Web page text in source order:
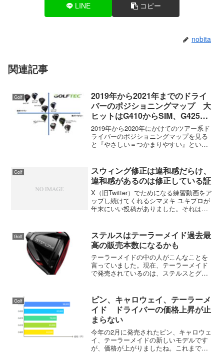
LINE コピー
nobita
関連記事
Golf
2019年から2021年までのドライ
バーのポジショニングマップ 大
ヒットはG410からSIM、G425か
らSIM2へ
2019年から2020年にかけてのツアー系ド
ライバーのポジショニングマップを見る
と『やさしい＝つかまりやすい』という
つかまるモデルに二分されているようで
した。最近のアマ...
Golf
スウィング修正は違和感だらけ、
違和感があるのは修正している証
X（旧Twitter）でためになる練習動画をア
ップし続けてくれるシマヌキ ユキプロが
年末にいい投稿がありました。それは、
が、まったくその通りで違和感があるの
は修正している...
Golf
ステルスはテーラーメイド過去最
高の販売本数になるかも
テーラーメイドの中の人がこんなことを
言っていました。現在、テーラーメイド
で発売されているのは、ステルスとグロ
ルスです。予約の段階から異常な本数を
記録しているので、お...
Golf
ピン、キャロウェイ、テーラーメ
イド ドライバーの価格上昇が止
まらない
今年の2月に発売されたピン、キャロウェ
イ、テーラーメイドの新しいモデルです
が、価格が上がりましたね。これまでも